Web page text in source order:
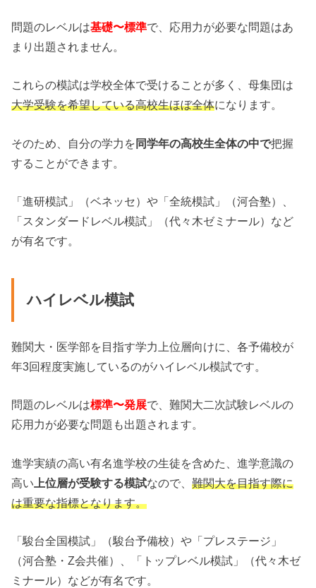
問題のレベルは基礎〜標準で、応用力が必要な問題はあ
まり出題されません。
これらの模試は学校全体で受けることが多く、母集団は
大学受験を希望している高校生ほぼ全体になります。
そのため、自分の学力を 同学年の高校生全体の中で把握
することができます。
「進研模試」（ベネッセ）や「全統模試」（河合塾）、
「スタンダードレベル模試」（代々木ゼミナール）など
が有名です。
ハイレベル模試
難関大・医学部を目指す学力上位層向けに、各予備校が
年3回程度実施しているのがハイレベル模試です。
問題のレベルは標準〜発展で、難関大二次試験レベルの
応用力が必要な問題も出題されます。
進学実績の高い有名進学校の生徒を含めた、進学意識の
高い 上位層が受験する模試なので、難関大を目指す際に
は重要な指標となります。
「駿台全国模試」（駿台予備校）や「プレステージ」
（河合塾・Z会共催）、「トップレベル模試」（代々木ゼ
ミナール）などが有名です。